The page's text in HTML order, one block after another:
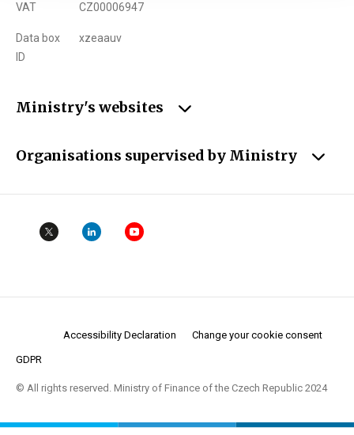
VAT CZ00006947
Data box
ID
xzeaauv
Ministry's websites
Organisations supervised by Ministry
Accessibility Declaration Change your cookie consent
GDPR
© All rights reserved. Ministry of Finance of the Czech Republic 2024